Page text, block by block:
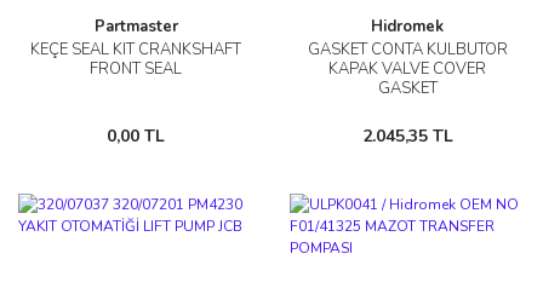
Partmaster
KEÇE SEAL KIT CRANKSHAFT
FRONT SEAL
0,00 TL
Hidromek
GASKET CONTA KULBUTOR
KAPAK VALVE COVER
GASKET
2.045,35 TL